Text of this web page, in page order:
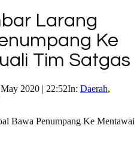
Larang
Ke
Tim Satgas
2020 | 22:52In: Daerah,